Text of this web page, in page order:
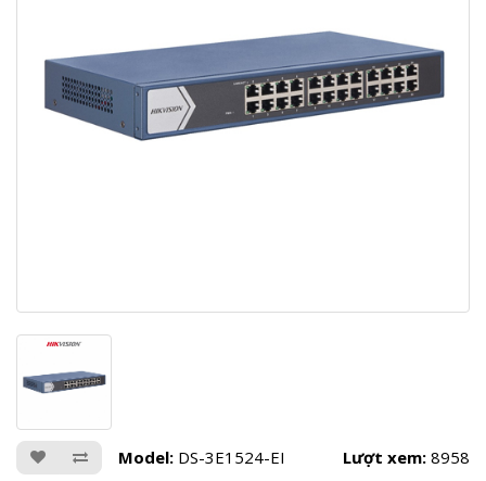
Model: DS-3E1524-EI Lượt xem: 8958